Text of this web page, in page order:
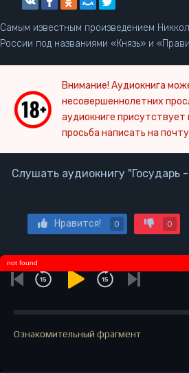
Самым известным произведением
России под названиями «Князь» и
Внимание! Аудиокнига
несовершеннолетних
аудиокниге
просьба написать на почту
Слушать аудиокнигу "Государь
Нравится! 0 0
Ознакомительный фрагмент
not found